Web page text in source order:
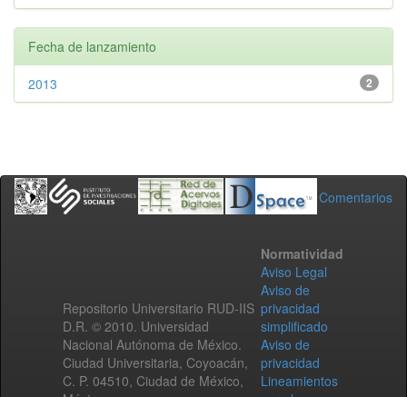
Fecha de lanzamiento
2
2013
Comentarios
Repositorio Universitario RUD-IIS
D.R. © 2010. Universidad
Nacional Autónoma de México.
Ciudad Universitaria, Coyoacán,
C. P. 04510, Ciudad de México,
Normatividad
Aviso Legal
Aviso de
privacidad
simplificado
Aviso de
privacidad
Lineamientos